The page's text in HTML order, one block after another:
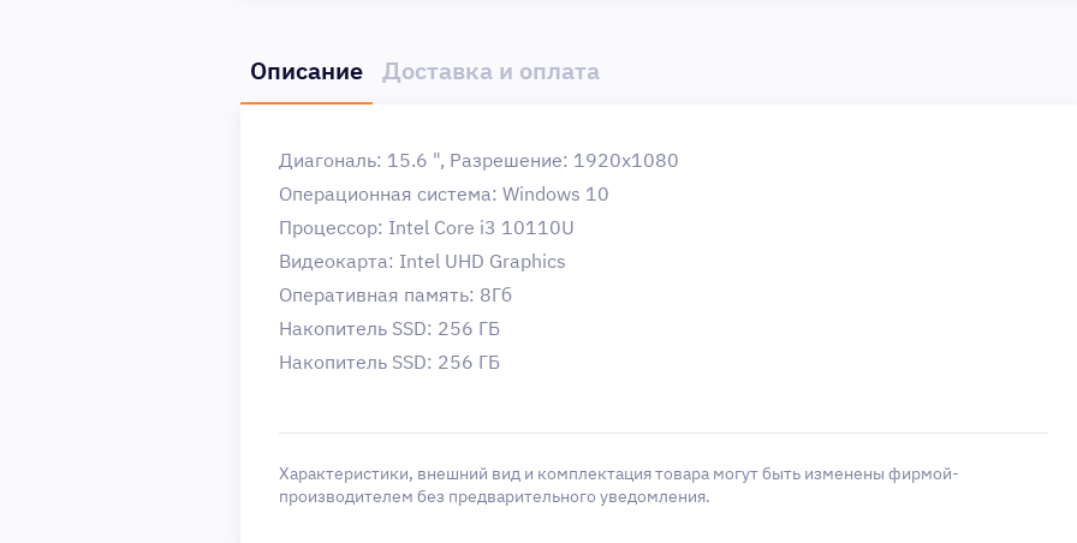
Описание Доставка и оплата
Диагональ: 15.6 ", Разрешение: 1920x1080
Операционная система: Windows 10
Процессор: Intel Core i3 10110U
Видеокарта: Intel UHD Graphics
Оперативная память: 8Гб
Накопитель SSD: 256 ГБ
Накопитель SSD: 256 ГБ
Характеристики, внешний вид и комплектация товара могут быть изменены фирмой-
производителем без предварительного уведомления.